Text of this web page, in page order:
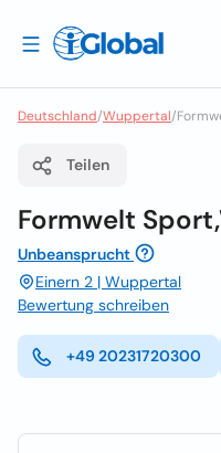
Deutschland/Wuppertal/
Teilen
Formwelt
Unbeansprucht
Einern 2 | Wuppertal
Bewertung schreiben
+49 20231720300